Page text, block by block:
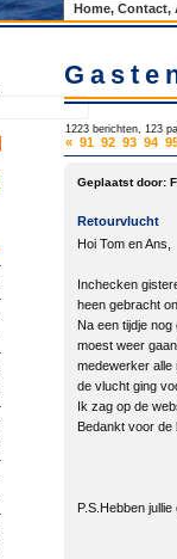
Home, Contact,
1223 berichten, 123
« 91 92 93 94
Geplaatst door:
Retourvlucht
Hoi Tom en Ans,
Inchecken
heen gebracht
Na een tijdje
moest weer
medewerker alle
de vlucht ging
Ik zag op de
Bedankt voor de
P.S.Hebben